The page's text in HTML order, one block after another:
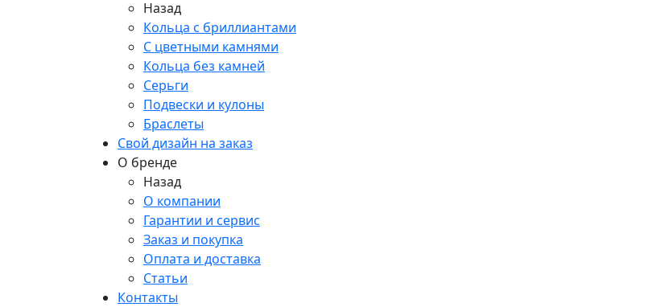
Назад
Кольца с бриллиантами
С цветными камнями
Кольца без камней
Серьги
Подвески и кулоны
Браслеты
Свой дизайн на заказ
О бренде
Назад
О компании
Гарантии и сервис
Заказ и покупка
Оплата и доставка
Статьи
Контакты